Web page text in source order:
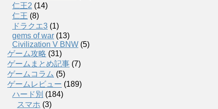
仁王2 (14)
仁王 (8)
ドラクエ3 (1)
gems of war (13)
Civilization V BNW (5)
ゲーム攻略 (31)
ゲームまとめ記事 (7)
ゲームコラム (5)
ゲームレビュー (189)
ハード別 (184)
スマホ (3)